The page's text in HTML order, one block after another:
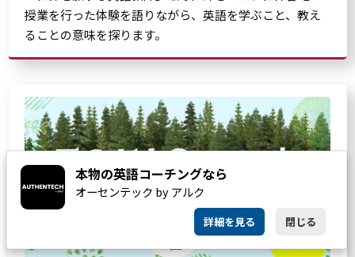
授業を行った体験を語りながら、英語を学ぶこと、教え
ることの意味を探ります。
本物の英語コーチングなら
オーセンテック by アルク
詳細を見る 閉じる